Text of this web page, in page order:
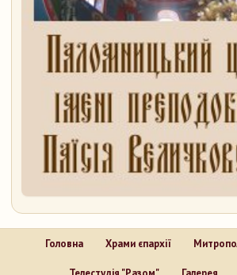
Головна Храми єпархії